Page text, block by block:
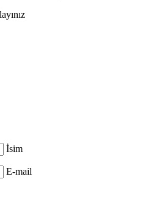
İsim
E-mail